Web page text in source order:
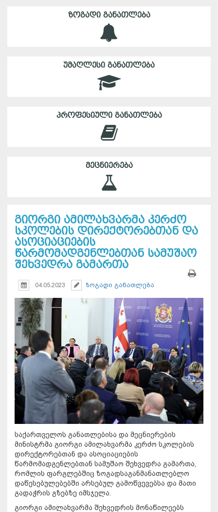
ᲖᲝᲒᲐᲓᲘ ᲒᲐᲜᲐᲗᲚᲔᲑᲐ
ᲣᲛᲐᲦᲚᲔᲡᲘ ᲒᲐᲜᲐᲗᲚᲔᲑᲐ
ᲞᲠᲝᲤᲔᲡᲘᲣᲚᲘ ᲒᲐᲜᲐᲗᲚᲔᲑᲐ
ᲛᲔᲪᲜᲘᲔᲠᲔᲑᲐ
გიორგი ამილახვარმა კერძო
სკოლების დირექტორებთან და
ასოციაციების
წარმომადგენლებთან სამუშაო
შეხვედრა გამართა
04.05.2023 ზოგადი განათლება
საქართველოს განათლებისა და მეცნიერების
მინისტრმა გიორგი ამილახვარმა კერძო სკოლების
დირექტორებთან და ასოციაციების
წარმომადგენლებთან სამუშაო შეხვედრა გამართა,
რომლის ფარგლებშიც ზოგადსაგანმანათლებლო
დაწესებულებებში არსებულ გამოწვევებსა და მათი
გადაჭრის გზებზე იმსჯელა.
გიორგი ამილახვარმა შეხვედრის მონაწილეებს